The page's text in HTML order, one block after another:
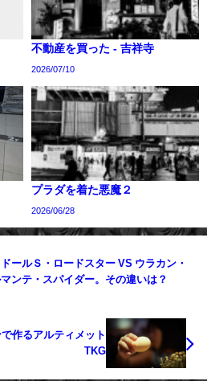
不動産を買った - 吉祥寺
2026/07/10
プラダを着た悪魔２
2026/06/28
ールＳ・ロードスター VS ウラカン・
ンテ・スパイダー。その違いは？
作るアルティメット
TKG